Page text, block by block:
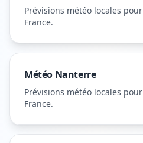
Prévisions météo locales pour
France.
Météo Nanterre
Prévisions météo locales pour
France.